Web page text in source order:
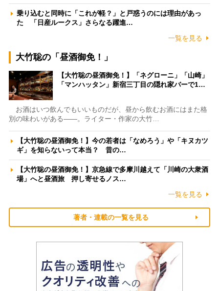
乗り込むと同時に「これが軽？」と戸惑うのには理由があっ
た 「日産ルークス」さらなる躍進…
一覧を見る
大竹聡の「昼酒御免！」
【大竹聡の昼酒御免！】「ネグローニ」「山崎」
「マンハッタン」新宿三丁目の隠れ家バーで1…
お酒はいつ飲んでもいいものだが、昼から飲むお酒にはまた格
別の味わいがある――。ライター・作家の大竹…
【大竹聡の昼酒御免！】今の若者は「なめろう」や「キヌカツ
ギ」を知らないって本当？ 昔の…
【大竹聡の昼酒御免！】京急線で多摩川越えて「川崎の大衆酒
場」へと昼酒旅 押し寄せるノス…
一覧を見る
著者・連載の一覧を見る